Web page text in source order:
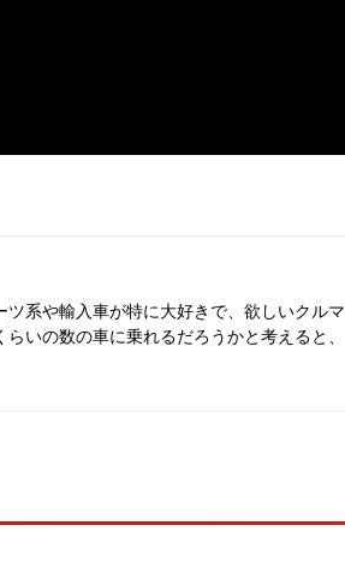
系や輸入車が特に大好きで、欲しいクルマ
いの数の車に乗れるだろうかと考えると、